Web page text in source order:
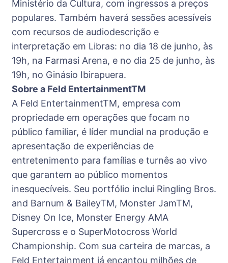
Ministério da Cultura, com ingressos a preços
populares. Também haverá sessões acessíveis
com recursos de audiodescrição e
interpretação em Libras: no dia 18 de junho, às
19h, na Farmasi Arena, e no dia 25 de junho, às
19h, no Ginásio Ibirapuera.
Sobre a Feld EntertainmentTM
A Feld EntertainmentTM, empresa com
propriedade em operações que focam no
público familiar, é líder mundial na produção e
apresentação de experiências de
entretenimento para famílias e turnês ao vivo
que garantem ao público momentos
inesquecíveis. Seu portfólio inclui Ringling Bros.
and Barnum & BaileyTM, Monster JamTM,
Disney On Ice, Monster Energy AMA
Supercross e o SuperMotocross World
Championship. Com sua carteira de marcas, a
Feld Entertainment já encantou milhões de